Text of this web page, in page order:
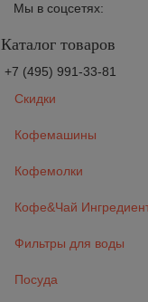
Мы в соцсетях:
Каталог товаров
+7 (495) 991-33-81
Скидки
Кофемашины
Кофемолки
Кофе&Чай
Фильтры для воды
Посуда